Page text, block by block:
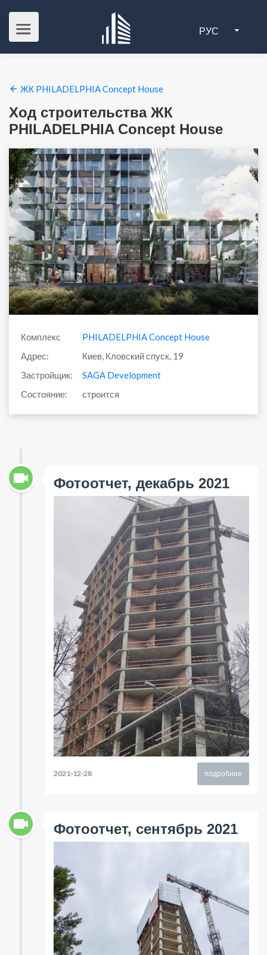
РУС
ЖК PHILADELPHIA Concept House
Ход строительства ЖК
PHILADELPHIA Concept House
Комплекс
PHILADELPHIA Concept House
Адрес:
Киев, Кловский спуск, 19
Застройщик:
SAGA Development
Состояние:
строится
Фотоотчет, декабрь 2021
подробнее
2021-12-28
Фотоотчет, сентябрь 2021